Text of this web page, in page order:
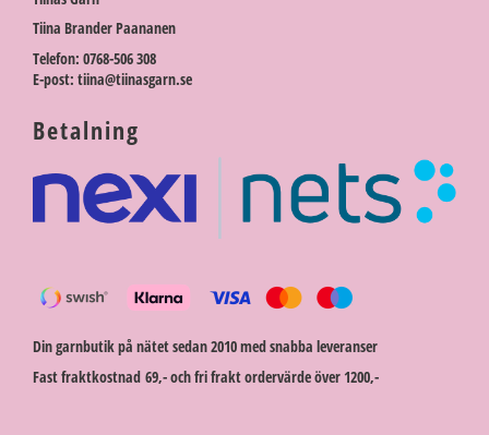
Tiina Brander Paananen
Telefon: 0768-506 308
E-post: tiina@tiinasgarn.se
Betalning
Din garnbutik på nätet sedan 2010 med snabba leveranser
Fast fraktkostnad 69,- och fri frakt ordervärde över 1200,-